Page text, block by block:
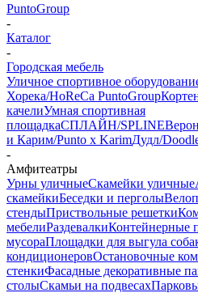
PuntoGroup
-
Каталог
-
Городская мебель
Уличное спортивное
Хорека/HoReCa PuntoGroup
качелиУмная спортивная
площадкаСПЛАЙН/SPLINE
и Карим/Punto x KarimДудл/
-
Амфитеатры
Урны уличныеСкамейки уличные
скамейкиБеседки и перголы
стендыПриствольные решетки
мебелиРаздевалкиКонтейнерные
мусораПлощадки для выгула
кондиционеровОстановочные
стенкиФасадные декоративные
столыСкамьи на подвесах